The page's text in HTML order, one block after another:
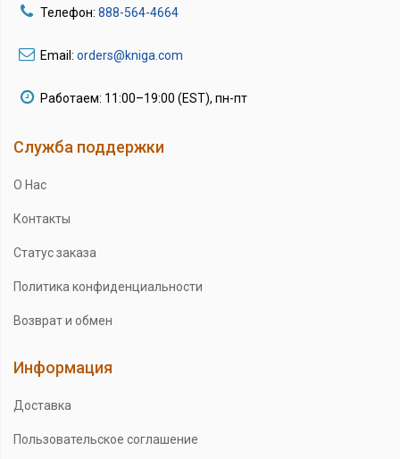
Телефон: 888-564-4664
Email: orders@kniga.com
Работаем: 11:00–19:00 (EST), пн-пт
Служба поддержки
О Нас
Контакты
Статус заказа
Политика конфиденциальности
Возврат и обмен
Информация
Доставка
Пользовательское соглашение